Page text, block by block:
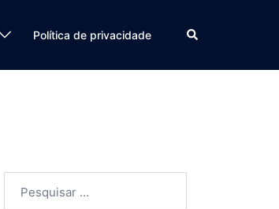
Política de privacidade Search
por: